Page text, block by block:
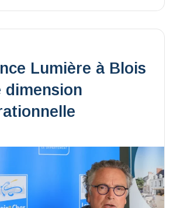
Lumière à Blois
dimension